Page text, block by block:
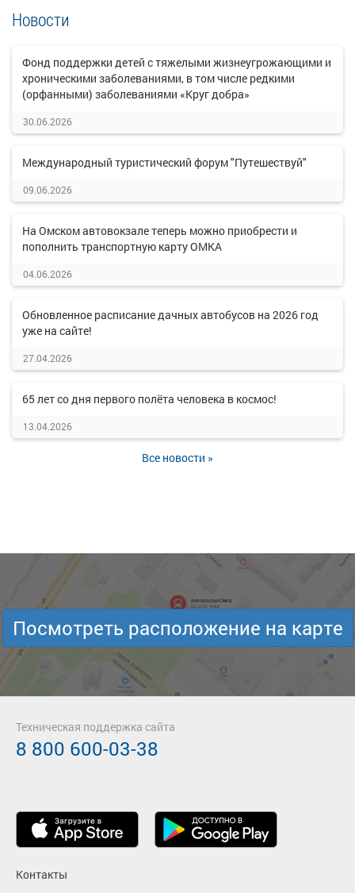
Новости
Фонд поддержки детей с тяжелыми жизнеугрожающими и
хроническими заболеваниями, в том числе редкими
(орфанными) заболеваниями «Круг добра»
30.06.2026
Международный туристический форум "Путешествуй"
09.06.2026
На Омском автовокзале теперь можно приобрести и
пополнить транспортную карту ОМКА
04.06.2026
Обновленное расписание дачных автобусов на 2026 год
уже на сайте!
27.04.2026
65 лет со дня первого полёта человека в космос!
13.04.2026
Все новости »
Посмотреть расположение на карте
Контакты
Техническая поддержка сайта
8 800 600-03-38